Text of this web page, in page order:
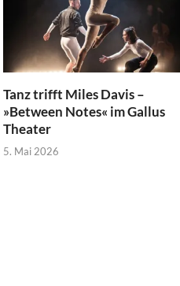
Tanz trifft Miles Davis –
»Between Notes« im Gallus
Theater
5. Mai 2026